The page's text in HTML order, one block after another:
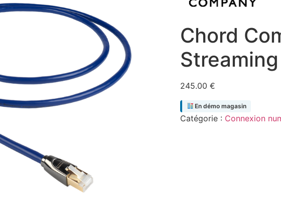
Chord
245.00 €
En démo magasin
Catégorie : Connexion